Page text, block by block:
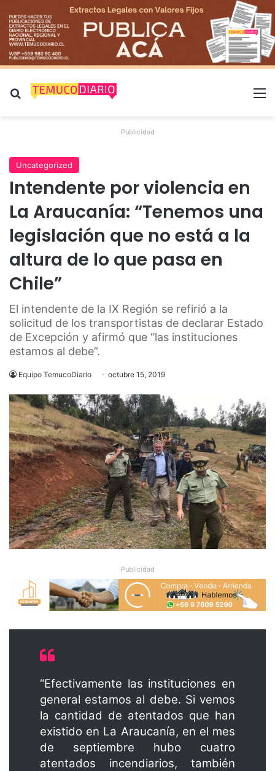
Buscar por
Publicidad
Uncategorized
Intendente por violencia en
La Araucanía: “Tenemos una
legislación que no está a la
altura de lo que pasa en
Chile”
El intendente de la IX Región se refirió a la
solicitud de los transportistas de declarar Estado
de Excepción y afirmó que “las instituciones
estamos al debe”.
Equipo TemucoDiario octubre 15, 2019
Publicidad
“Efectivamente las instituciones en
general estamos al debe. Si vemos
la cantidad de atentados que han
existido en La Araucanía, en el mes
de septiembre hubo cuatro
atentados incendiarios, también